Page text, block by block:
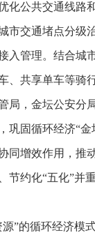
化公共交通线路
市交通堵点分级
入管理。结合城
、共享单车等骑
局，金坛公安分
巩固循环经济“金
同增效作用，推
节约化“五化”并
”的循环经济模